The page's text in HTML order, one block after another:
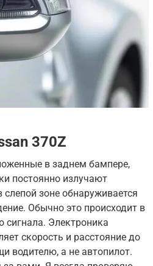
370Z
в заднем бампере,
постоянно излучают
зоне обнаруживается
Обычно это происходит в
сигнала. Электроника
скорость и расстояние до
водителю, а не автопилот.